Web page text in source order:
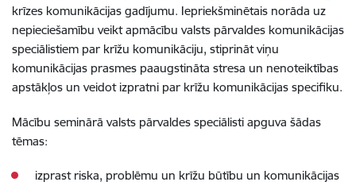
krīzes komunikācijas gadījumu. Iepriekšminētais norāda uz
nepieciešamību veikt apmācību valsts pārvaldes komunikācijas
speciālistiem par krīžu komunikāciju, stiprināt viņu
komunikācijas prasmes paaugstināta stresa un nenoteiktības
apstākļos un veidot izpratni par krīžu komunikācijas specifiku.
Mācību seminārā valsts pārvaldes speciālisti apguva šādas
tēmas:
izprast riska, problēmu un krīžu būtību un komunikācijas